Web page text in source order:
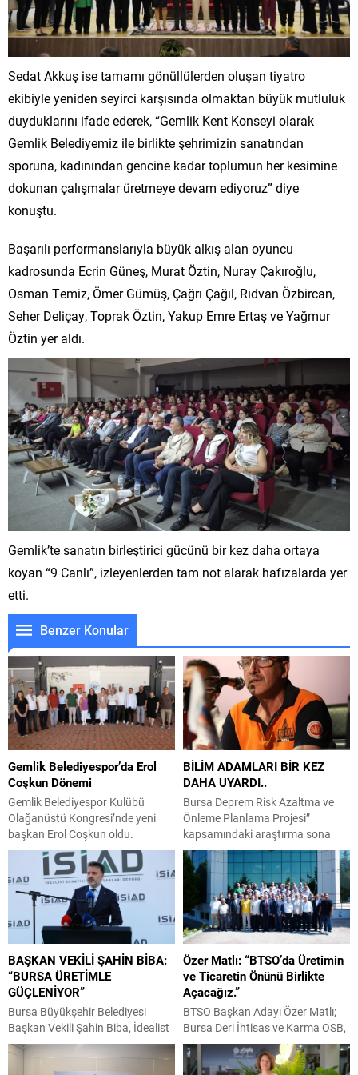
Sedat Akkuş ise tamamı gönüllülerden oluşan tiyatro
ekibiyle yeniden seyirci karşısında olmaktan büyük mutluluk
duyduklarını ifade ederek, “Gemlik Kent Konseyi olarak
Gemlik Belediyemiz ile birlikte şehrimizin sanatından
sporuna, kadınından gencine kadar toplumun her kesimine
dokunan çalışmalar üretmeye devam ediyoruz” diye
konuştu.
Başarılı performanslarıyla büyük alkış alan oyuncu
kadrosunda Ecrin Güneş, Murat Öztin, Nuray Çakıroğlu,
Osman Temiz, Ömer Gümüş, Çağrı Çağıl, Rıdvan Özbircan,
Seher Deliçay, Toprak Öztin, Yakup Emre Ertaş ve Yağmur
Öztin yer aldı.
Gemlik’te sanatın birleştirici gücünü bir kez daha ortaya
koyan “9 Canlı”, izleyenlerden tam not alarak hafızalarda yer
etti.
Benzer Konular
Gemlik Belediyespor’da Erol
Coşkun Dönemi
Gemlik Belediyespor Kulübü
Olağanüstü Kongresi’nde yeni
başkan Erol Coşkun oldu.
Kongreye Gemlik Belediye
Başkanı Şükrü Deviren, Belediye
Başkan Yardımcısı Durmuş Uslu,
Gemlik Belediyespor Kulübü
üyeleri ve antrenörlerin yanı sıra
Yeni Parti Gemlik İlçe Başkanı
Servet Pehlivan ile partililer katıldı.
Cemil Meriç Kültür Merkezi’ndeki
kongrede divan kurulu oy birliğiyle
Asiye Erman,...
BİLİM ADAMLARI BİR KEZ
DAHA UYARDI..
Bursa Deprem Risk Azaltma ve
Önleme Planlama Projesi”
kapsamındaki araştırma sona
erdi. MAG DER Yönetim Kurulu
Başkanı Yusuf Yumru, hazırlanan
raporu açıkladı. Hazırlanan
rapora göre ; Yapı Stoku ve Yaş
Analizi: Bursa genelindeki mevcut
binaların %65’ten fazlasının 1999
öncesi standartlara göre inşa
edilmiş riskli yapılardan oluştuğu
açıklanmıştır. Kent genelindeki
536.000...
BAŞKAN VEKİLİ ŞAHİN BİBA:
“BURSA ÜRETİMLE
GÜÇLENİYOR”
Bursa Büyükşehir Belediyesi
Başkan Vekili Şahin Biba, İdealist
Sanayici ve İş İnsanları
Özer Matlı: “BTSO’da Üretimin
ve Ticaretin Önünü Birlikte
Açacağız.”
BTSO Başkan Adayı Özer Matlı;
Bursa Deri İhtisas ve Karma OSB,
HOSAB, TOSAB, Kayapa OSB ve
ÇASİAD’ı ziyaret ederek